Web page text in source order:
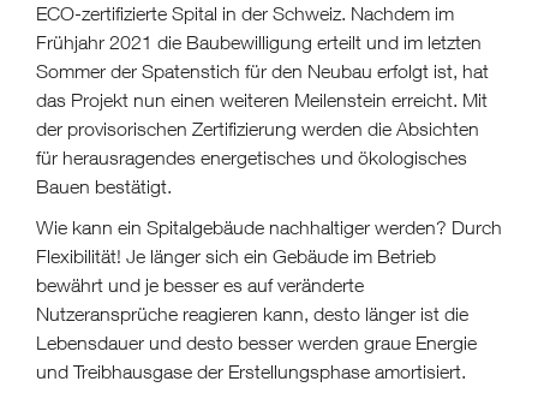
ECO-zertifizierte Spital in der Schweiz. Nachdem im
Frühjahr 2021 die Baubewilligung erteilt und im letzten
Sommer der Spatenstich für den Neubau erfolgt ist, hat
das Projekt nun einen weiteren Meilenstein erreicht. Mit
der provisorischen Zertifizierung werden die Absichten
für herausragendes energetisches und ökologisches
Bauen bestätigt.
Wie kann ein Spitalgebäude nachhaltiger werden? Durch
Flexibilität! Je länger sich ein Gebäude im Betrieb
bewährt und je besser es auf veränderte
Nutzeransprüche reagieren kann, desto länger ist die
Lebensdauer und desto besser werden graue Energie
und Treibhausgase der Erstellungsphase amortisiert.